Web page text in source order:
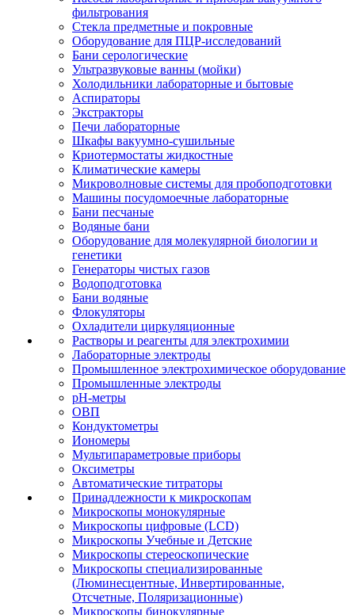
фильтрования
Стекла предметные и покровные
Оборудование для ПЦР-исследований
Бани серологические
Ультразвуковые ванны (мойки)
Холодильники лабораторные и бытовые
Аспираторы
Экстракторы
Печи лабораторные
Шкафы вакуумно-сушильные
Криотермостаты жидкостные
Климатические камеры
Микроволновые системы для пробоподготовки
Машины посудомоечные лабораторные
Бани песчаные
Водяные бани
Оборудование для молекулярной биологии и
генетики
Генераторы чистых газов
Водоподготовка
Бани водяные
Флокуляторы
Охладители циркуляционные
Растворы и реагенты для электрохимии
Лабораторные электроды
Промышленное электрохимическое оборудование
Промышленные электроды
pH-метры
ОВП
Кондуктометры
Иономеры
Мультипараметровые приборы
Оксиметры
Автоматические титраторы
Принадлежности к микроскопам
Микроскопы монокулярные
Микроскопы цифровые (LCD)
Микроскопы Учебные и Детские
Микроскопы стереоскопические
Микроскопы специализированные
(Люминесцентные, Инвертированные,
Отсчетные, Поляризационные)
Микроскопы бинокулярные